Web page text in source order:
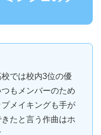
では校内3位の優
もメンバーのため
メイキングも手が
たと言う作曲はホ